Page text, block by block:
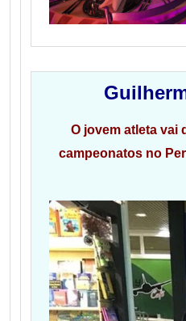
O jovem atleta vai
campeonatos no